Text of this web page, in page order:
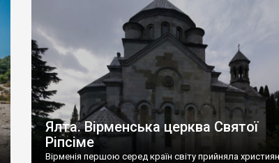
називаються «повстяками» (postaki)…” “Вино. Крим
виробляє відмінне вино і його вдосталь: воно все
легке біле і дуже […]
Ялта. Вірменська церква Святої
Ріпсіме
Вірменія першою серед країн світу прийняла